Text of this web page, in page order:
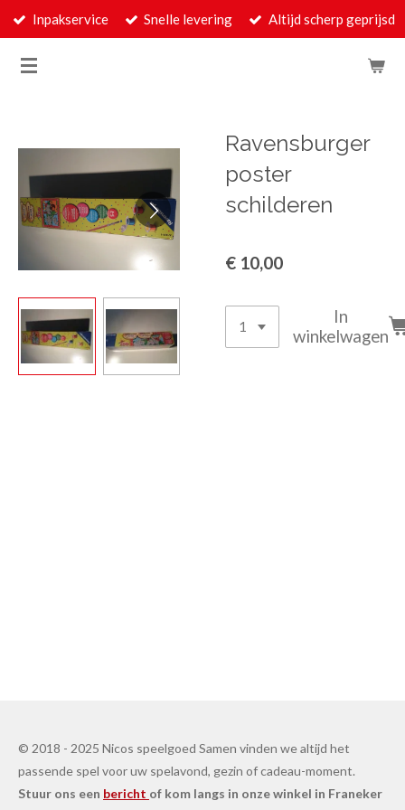
Ga
naar
Inpakservice Snelle levering Altijd scherp geprijsd
Ravensburger
poster
schilderen
€ 10,00
In
winkelwagen
© 2018 - 2025 Nicos speelgoed Samen vinden we altijd het
passende spel voor uw spelavond, gezin of cadeau-moment.
Stuur ons een bericht of kom langs in onze winkel in Franeker